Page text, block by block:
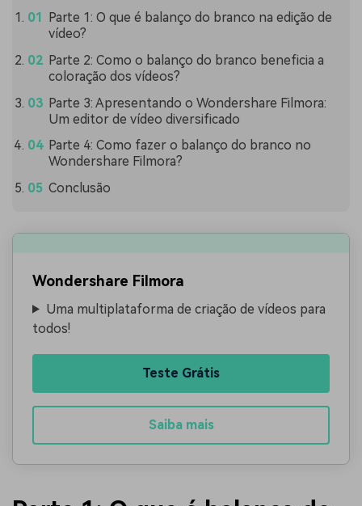
Parte 1: O que é balanço do branco na edição de
vídeo?
Parte 2: Como o balanço do branco beneficia a
coloração dos vídeos?
Parte 3: Apresentando o Wondershare Filmora:
Um editor de vídeo diversificado
Parte 4: Como fazer o balanço do branco no
Wondershare Filmora?
Conclusão
Wondershare Filmora
Uma multiplataforma de criação de vídeos para
todos!
Teste Grátis
Saiba mais